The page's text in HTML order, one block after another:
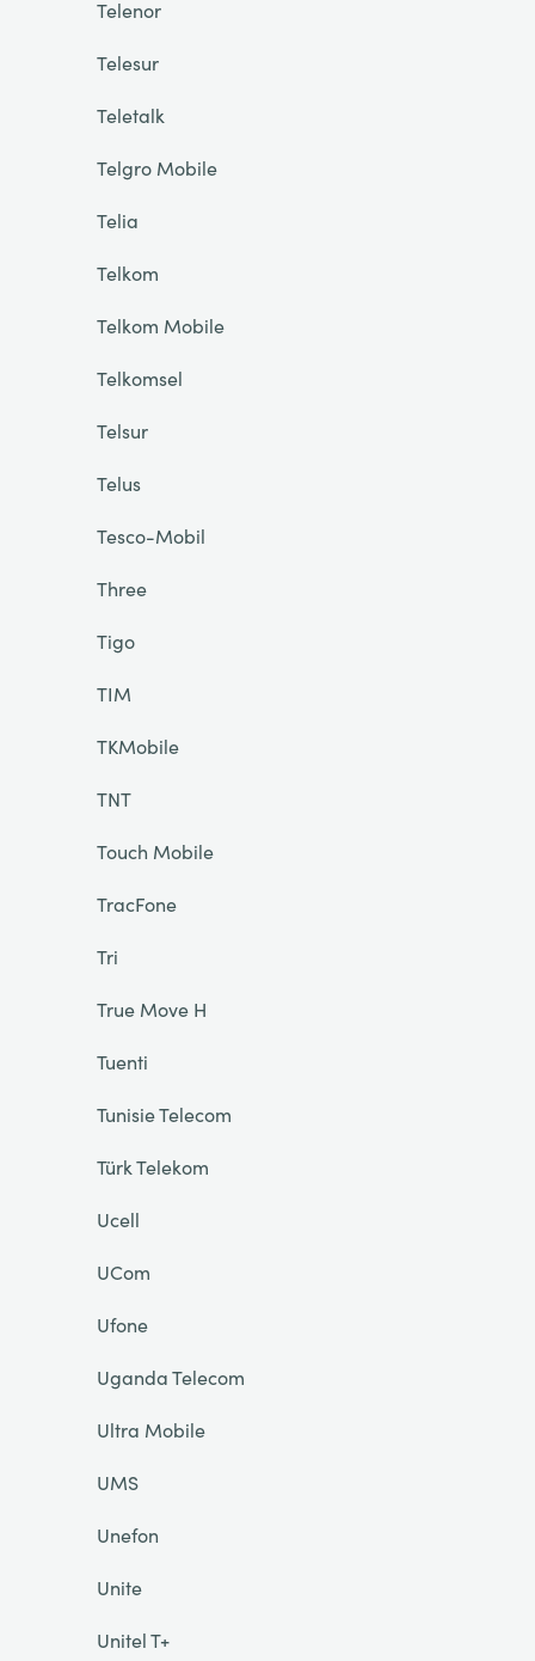
Telenor
Telesur
Teletalk
Telgro Mobile
Telia
Telkom
Telkom Mobile
Telkomsel
Telsur
Telus
Tesco-Mobil
Three
Tigo
TIM
TKMobile
TNT
Touch Mobile
TracFone
Tri
True Move H
Tuenti
Tunisie Telecom
Türk Telekom
Ucell
UCom
Ufone
Uganda Telecom
Ultra Mobile
UMS
Unefon
Unite
Unitel T+